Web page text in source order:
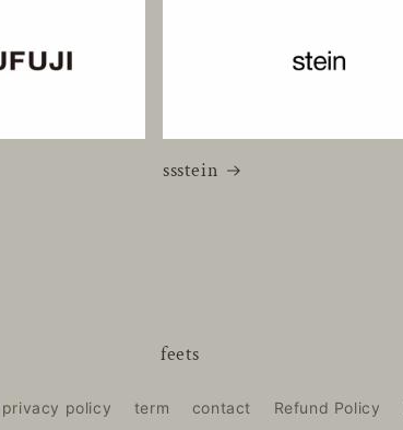
ssstein
feets
privacy policy term contact Refund Policy